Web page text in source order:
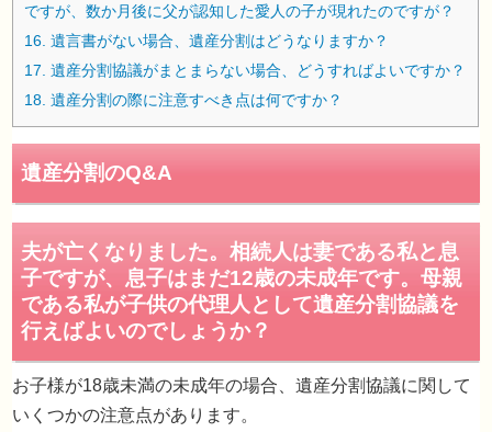
ですが、数か月後に父が認知した愛人の子が現れたのですが？
16. 遺言書がない場合、遺産分割はどうなりますか？
17. 遺産分割協議がまとまらない場合、どうすればよいですか？
18. 遺産分割の際に注意すべき点は何ですか？
遺産分割のQ&A
お子様が18歳未満の未成年の場合、遺産分割協議に関して
いくつかの注意点があります。